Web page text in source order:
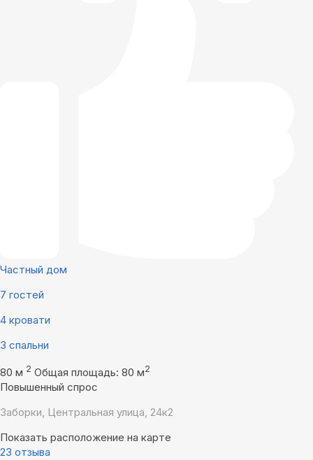
Частный дом
7 гостей
4 кровати
3 спальни
80 м 2 Общая площадь: 80 м2
Повышенный спрос
Заборки, Центральная улица, 24к2
Показать расположение на карте
23 отзыва